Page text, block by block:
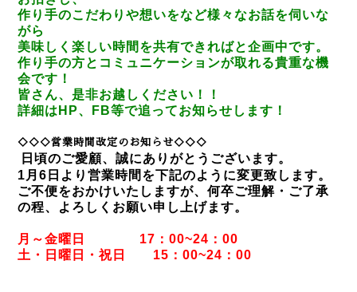
作り手のこだわりや想いをなど様々なお話を伺いな
がら
美味しく楽しい時間を共有できればと企画中です。
作り手の方とコミュニケーションが取れる貴重な機
会です！
皆さん、是非お越しください！！
詳細はHP、FB等で追ってお知らせします！
◇◇◇営業時間改定のお知らせ◇◇◇
日頃のご愛顧、誠にありがとうございます。
1月6日より営業時間を下記のように変更致します。
ご不便をおかけいたしますが、何卒ご理解・ご了承
の程、よろしくお願い申し上げます。
月～金曜日 17：00~24：00
土・日曜日・祝日 15：00~24：00